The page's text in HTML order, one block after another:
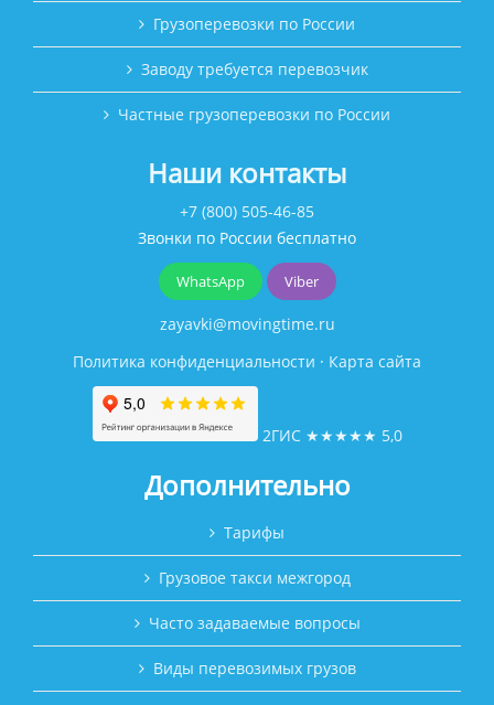
Грузоперевозки по России
Заводу требуется перевозчик
Частные грузоперевозки по России
Наши контакты
+7 (800) 505-46-85
Звонки по России бесплатно
WhatsApp Viber
zayavki@movingtime.ru
Политика конфиденциальности · Карта сайта
2ГИС ★★★★★ 5,0
Дополнительно
Тарифы
Грузовое такси межгород
Часто задаваемые вопросы
Виды перевозимых грузов